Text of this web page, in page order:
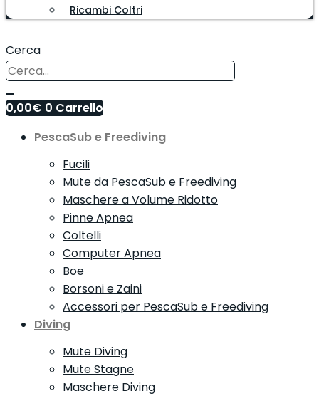
Ricambi Coltri
Cerca
0,00€ 0 Carrello
PescaSub e Freediving
Fucili
Mute da PescaSub e Freediving
Maschere a Volume Ridotto
Pinne Apnea
Coltelli
Computer Apnea
Boe
Borsoni e Zaini
Accessori per PescaSub e Freediving
Diving
Mute Diving
Mute Stagne
Maschere Diving